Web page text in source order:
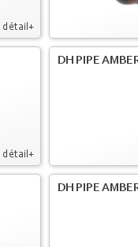
détail+
détail+
DH PIPE
DH PIPE